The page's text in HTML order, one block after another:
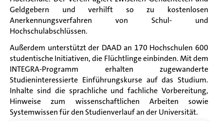
Geldgebern und verhilft so zu kostenlosen
Anerkennungsverfahren von Schul- und
Hochschulabschlüssen.
Außerdem unterstützt der DAAD an 170 Hochschulen 600
studentische Initiativen, die Flüchtlinge einbinden. Mit dem
INTEGRA-Programm erhalten zugewanderte
Studieninteressierte Einführungskurse auf das Studium.
Inhalte sind die sprachliche und fachliche Vorbereitung,
Hinweise zum wissenschaftlichen Arbeiten sowie
Systemwissen für den Studienverlauf an der Universität.